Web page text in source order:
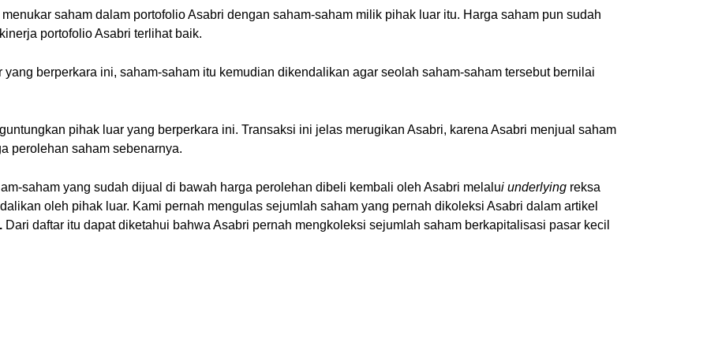
saham dalam portofolio Asabri dengan saham-saham milik pihak luar itu. Harga saham pun sudah
portofolio Asabri terlihat baik.
berperkara ini, saham-saham itu kemudian dikendalikan agar seolah saham-saham tersebut bernilai
pihak luar yang berperkara ini. Transaksi ini jelas merugikan Asabri, karena Asabri menjual saham
perolehan saham sebenarnya.
saham yang sudah dijual di bawah harga perolehan dibeli kembali oleh Asabri melalui underlying reksa
oleh pihak luar. Kami pernah mengulas sejumlah saham yang pernah dikoleksi Asabri dalam artikel
. Dari daftar itu dapat diketahui bahwa Asabri pernah mengkoleksi sejumlah saham berkapitalisasi pasar kecil